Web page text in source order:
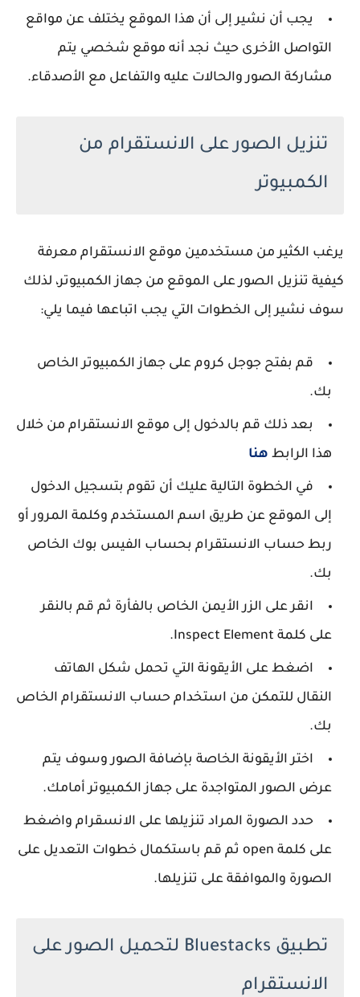
يجب أن نشير إلى أن هذا الموقع يختلف عن مواقع
التواصل الأخرى حيث نجد أنه موقع شخصي يتم
مشاركة الصور والحالات عليه والتفاعل مع الأصدقاء.
تنزيل الصور على الانستقرام من
الكمبيوتر
يرغب الكثير من مستخدمين موقع الانستقرام معرفة
كيفية تنزيل الصور على الموقع من جهاز الكمبيوتر، لذلك
سوف نشير إلى الخطوات التي يجب اتباعها فيما يلي:
قم بفتح جوجل كروم على جهاز الكمبيوتر الخاص
بك.
بعد ذلك قم بالدخول إلى موقع الانستقرام من خلال
هذا الرابط هنا
في الخطوة التالية عليك أن تقوم بتسجيل الدخول
إلى الموقع عن طريق اسم المستخدم وكلمة المرور أو
ربط حساب الانستقرام بحساب الفيس بوك الخاص
بك.
انقر على الزر الأيمن الخاص بالفأرة ثم قم بالنقر
على كلمة Inspect Element.
اضغط على الأيقونة التي تحمل شكل الهاتف
النقال للتمكن من استخدام حساب الانستقرام الخاص
بك.
اختر الأيقونة الخاصة بإضافة الصور وسوف يتم
عرض الصور المتواجدة على جهاز الكمبيوتر أمامك.
حدد الصورة المراد تنزيلها على الانسقرام واضغط
على كلمة open ثم قم باستكمال خطوات التعديل على
الصورة والموافقة على تنزيلها.
تطبيق Bluestacks لتحميل الصور على
الانستقرام